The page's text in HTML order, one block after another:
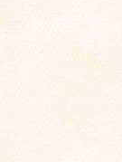
会